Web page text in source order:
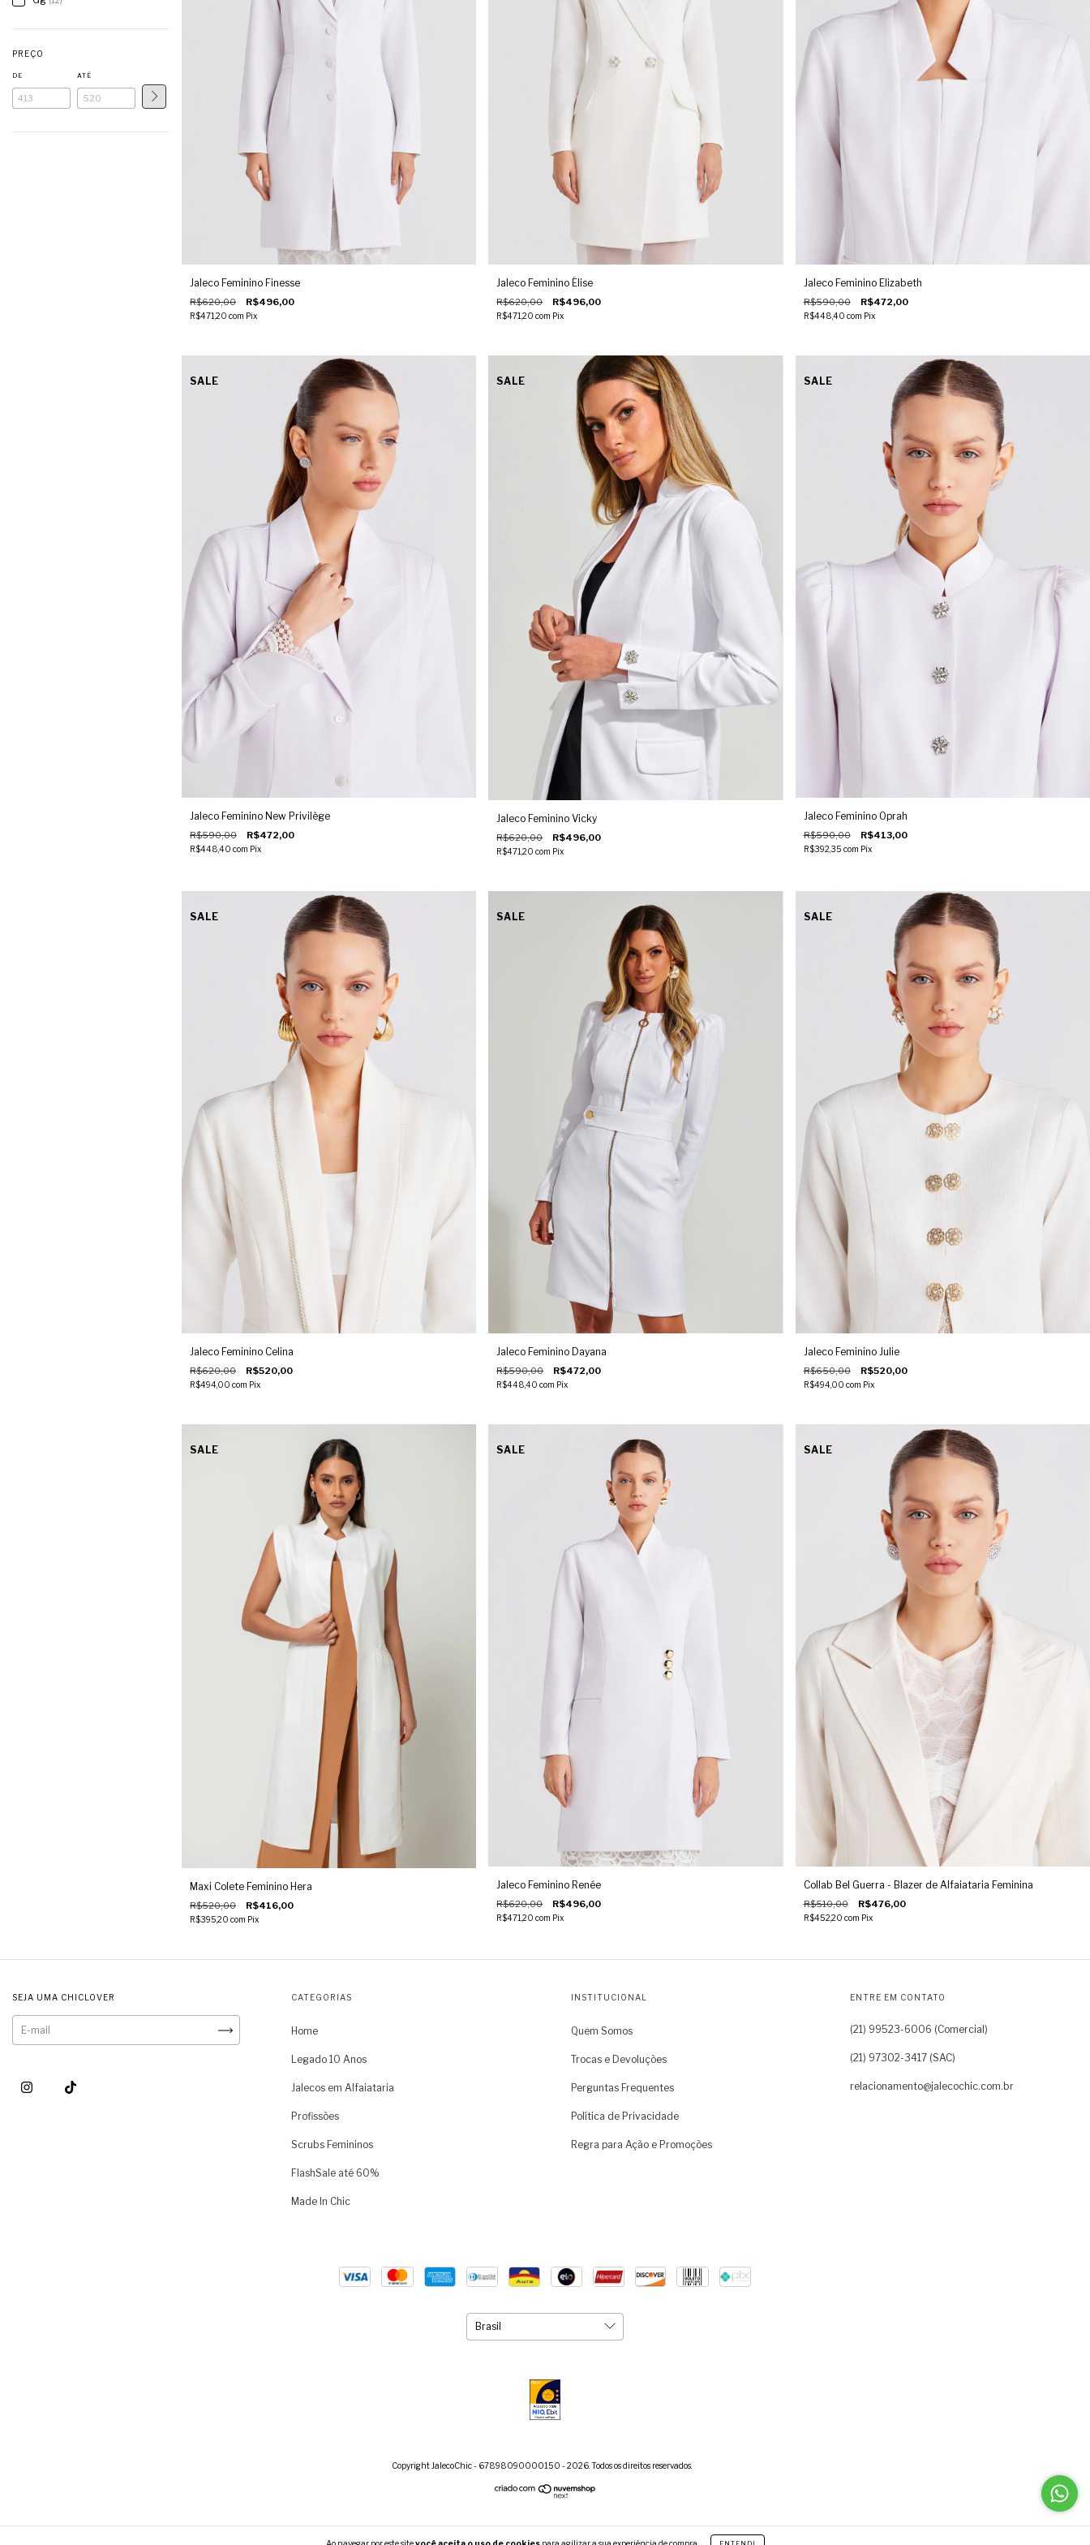
ENTENDI
PREÇO
DE ATÉ
Jaleco Feminino Finesse
R$620,00 R$496,00
R$471,20 com Pix
Jaleco Feminino Élise
R$620,00 R$496,00
R$471,20com Pix
Jaleco Feminino Elizabeth
R$590,00 R$472,00
R$448,40 com Pix
Jaleco Feminino New Privilège
R$590,00 R$472,00
R$448,40 com Pix
Jaleco Feminino Vicky
R$620,00 R$496,00
R$471,20com Pix
Jaleco Feminino Oprah
R$590,00 R$413,00
R$392,35 com Pix
Jaleco Feminino Celina
R$620,00 R$520,00
R$494,00 com Pix
Jaleco Feminino Dayana
R$590,00 R$472,00
R$448,40com Pix
Jaleco Feminino Julie
R$650,00 R$520,00
R$494,00 com Pix
Maxi Colete Feminino Hera
R$520,00 R$416,00
R$395,20 com Pix
Jaleco Feminino Renée
R$620,00 R$496,00
R$471,20com Pix
Collab Bel Guerra - Blazer de Alfaiataria Feminina
R$510,00 R$476,00
R$452,20 com Pix
SEJA UMA CHICLOVER CATEGORIAS
Home
Legado 10 Anos
Jalecos em Alfaiataria
Profissões
Scrubs Femininos
FlashSale até 60%
Made In Chic
INSTITUCIONAL
Quem Somos
Trocas e Devoluções
Perguntas Frequentes
Política de Privacidade
Regra para Ação e Promoções
ENTRE EM CONTATO
relacionamento@jalecochic.com.br
Copyright JalecoChic - 67898090000150 - 2026. Todos os direitos reservados.